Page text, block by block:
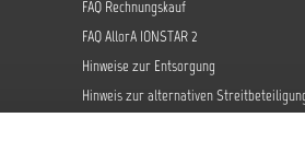
FAQ Rechnungskauf
FAQ AllorA IONSTAR 2
Hinweise zur Entsorgung
Hinweis zur alternativen